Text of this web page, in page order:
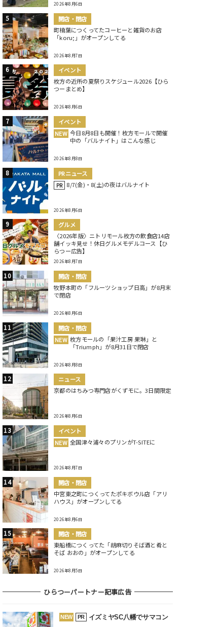
2026年8月6日
開店・閉店
町楠葉につくってたコーヒーと雑貨のお店
「koru;」がオープンしてる
2026年8月7日
イベント
枚方の近所の夏祭りスケジュール2026【ひら
つーまとめ】
2026年8月6日
イベント
NEW 今日8月8日も開催！枚方モールで開催
中の「バルナイト」はこんな感じ
2026年8月8日
PRニュース
PR 8/7(金)・8(土)の夜はバルナイト
2026年8月6日
グルメ
〈2026年版〉ニトリモール枚方の飲食店14店
舗イッキ見せ！休日グルメモデルコース【ひ
らつー広告】
2026年8月7日
開店・閉店
牧野本町の「フルーツショップ日高」が8月末
で閉店
2026年8月6日
開店・閉店
NEW 枚方モールの「果汁工房 果琳」と
「Triumph」が8月31日で閉店
2026年8月8日
ニュース
京都のはちみつ専門店がくずモに。3日間限定
2026年8月6日
イベント
NEW 全国津々浦々のプリンがT-SITEに
2026年8月7日
開店・閉店
中宮東之町につくってたポキボウル店「アリ
ハウス」がオープンしてる
2026年8月6日
開店・閉店
東船橋につくってた「胡麻切りそば酒と肴と
そば おおの」がオープンしてる
2026年8月5日
ひらつーパートナー記事広告
NEW PR イズミヤSC八幡でサマコン